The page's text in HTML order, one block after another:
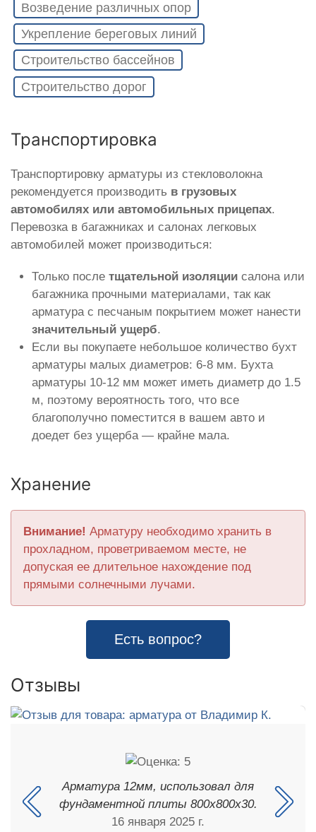
Возведение различных опор
Укрепление береговых линий
Строительство бассейнов
Строительство дорог
Транспортировка
Транспортировку арматуры из стекловолокна
рекомендуется производить в грузовых
автомобилях или автомобильных прицепах.
Перевозка в багажниках и салонах легковых
автомобилей может производиться:
Только после тщательной изоляции салона или
багажника прочными материалами, так как
арматура с песчаным покрытием может нанести
значительный ущерб.
Если вы покупаете небольшое количество бухт
арматуры малых диаметров: 6-8 мм. Бухта
арматуры 10-12 мм может иметь диаметр до 1.5
м, поэтому вероятность того, что все
благополучно поместится в вашем авто и
доедет без ущерба — крайне мала.
Хранение
Внимание! Арматуру необходимо хранить в
прохладном, проветриваемом месте, не
допуская ее длительное нахождение под
прямыми солнечными лучами.
Есть вопрос?
Отзывы
Арматура 12мм, использовал для
фундаментной плиты 800х800х30.
16 января 2025 г.